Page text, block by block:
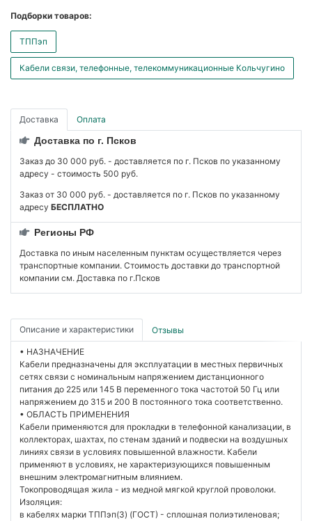
Подборки товаров:
ТППэп
Кабели связи, телефонные, телекоммуникационные Кольчугино
Доставка Оплата
Доставка по г. Псков
Заказ до 30 000 руб. - доставляется по г. Псков по указанному
адресу - стоимость 500 руб.
Заказ от 30 000 руб. - доставляется по г. Псков по указанному
адресу БЕСПЛАТНО
Регионы РФ
Доставка по иным населенным пунктам осуществляется через
транспортные компании. Стоимость доставки до транспортной
компании см. Доставка по г.Псков
Описание и характеристики Отзывы
• НАЗНАЧЕНИЕ
Кабели предназначены для эксплуатации в местных первичных
сетях связи с номинальным напряжением дистанционного
питания до 225 или 145 В переменного тока частотой 50 Гц или
напряжением до 315 и 200 В постоянного тока соответственно.
• ОБЛАСТЬ ПРИМЕНЕНИЯ
Кабели применяются для прокладки в телефонной канализации, в
коллекторах, шахтах, по стенам зданий и подвески на воздушных
линиях связи в условиях повышенной влажности. Кабели
применяют в условиях, не характеризующихся повышенным
внешним электромагнитным влиянием.
Токопроводящая жила - из медной мягкой круглой проволоки.
Изоляция:
в кабелях марки ТППэп(З) (ГОСТ) - сплошная полиэтиленовая;